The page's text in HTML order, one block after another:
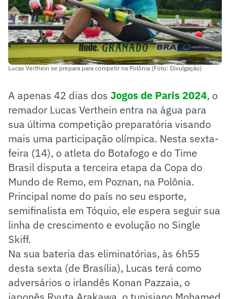
Lucas Verthein se prepara para competir na Polônia (Foto: Divulgação)
A apenas 42 dias dos Jogos de Paris 2024, o
remador Lucas Verthein entra na água para
sua última competição preparatória visando
mais uma participação olímpica. Nesta sexta-
feira (14), o atleta do Botafogo e do Time
Brasil disputa a terceira etapa da Copa do
Mundo de Remo, em Poznan, na Polônia.
Principal nome do país no seu esporte,
semifinalista em Tóquio, ele espera seguir sua
linha de crescimento e evolução no Single
Skiff.
Na sua bateria das eliminatórias, às 6h55
desta sexta (de Brasília), Lucas terá como
adversários o irlandês Konan Pazzaia, o